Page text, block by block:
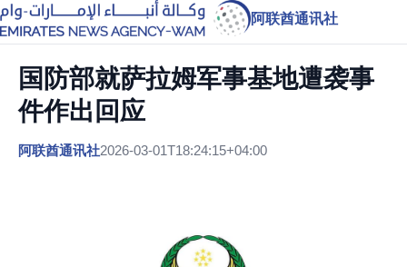
阿联酋通讯社
国防部就萨拉姆军事基地遭袭事
件作出回应
阿联酋通讯社2026-03-01T18:24:15+04:00